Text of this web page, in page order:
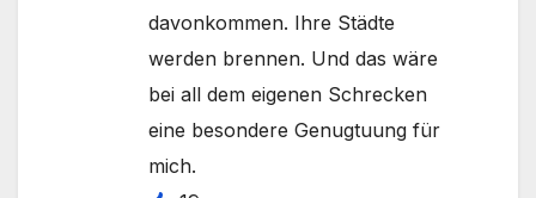
davonkommen. Ihre Städte
werden brennen. Und das wäre
bei all dem eigenen Schrecken
eine besondere Genugtuung für
mich.